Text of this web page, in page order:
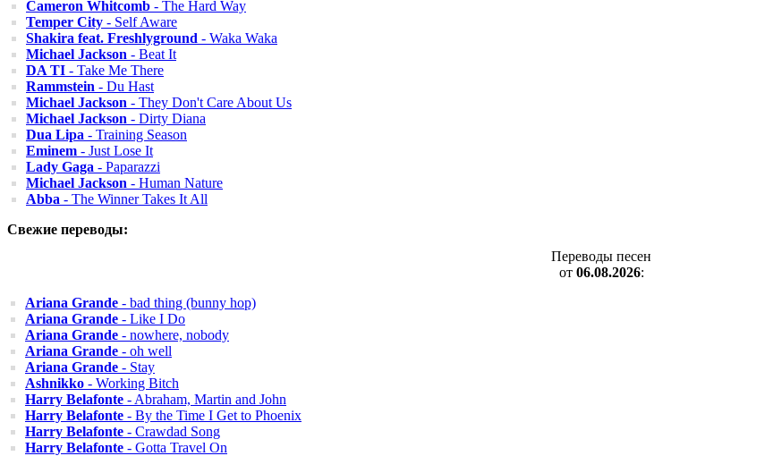
Cameron Whitcomb - The Hard Way
Temper City - Self Aware
Shakira feat. Freshlyground - Waka Waka
Michael Jackson - Beat It
DA TI - Take Me There
Rammstein - Du Hast
Michael Jackson - They Don't Care About Us
Michael Jackson - Dirty Diana
Dua Lipa - Training Season
Eminem - Just Lose It
Lady Gaga - Paparazzi
Michael Jackson - Human Nature
Abba - The Winner Takes It All
Свежие переводы:
Переводы песен
от 06.08.2026:
Ariana Grande - bad thing (bunny hop)
Ariana Grande - Like I Do
Ariana Grande - nowhere, nobody
Ariana Grande - oh well
Ariana Grande - Stay
Ashnikko - Working Bitch
Harry Belafonte - Abraham, Martin and John
Harry Belafonte - By the Time I Get to Phoenix
Harry Belafonte - Crawdad Song
Harry Belafonte - Gotta Travel On